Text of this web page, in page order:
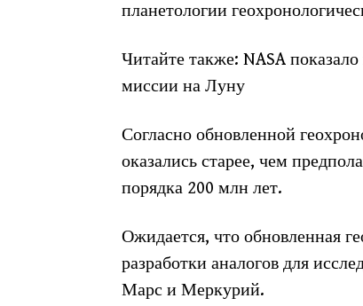
планетологии
Читайте также: NASA
миссии на Луну
Согласно обновленной
оказались старее, чем
порядка 200 млн лет.
Ожидается, что обновленная
разработки аналогов для
Марс и Меркурий.